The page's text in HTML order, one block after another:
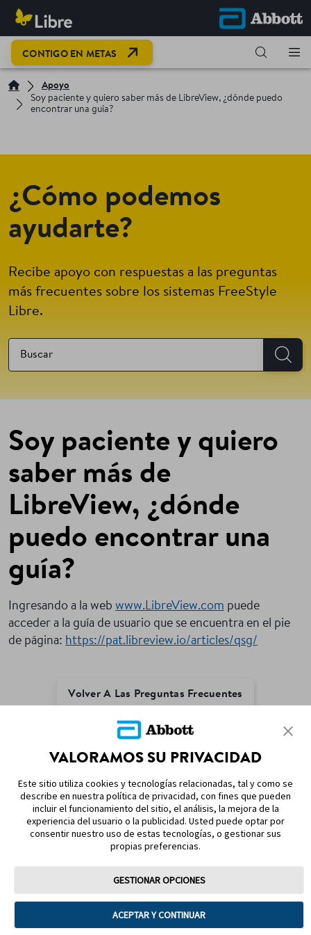
CONTIGO EN METAS
Apoyo
Soy paciente y quiero saber más de LibreView, ¿dónde puedo
encontrar una guía?
¿Cómo podemos
ayudarte?
Recibe apoyo con respuestas a las preguntas
más frecuentes sobre los sistemas FreeStyle
Libre.
Soy paciente y quiero
saber más de
LibreView, ¿dónde
puedo encontrar una
guía?
Ingresando a la web www.LibreView.com puede
acceder a la guía de usuario que se encuentra en el pie
de página: https://pat.libreview.io/articles/qsg/
Volver A Las Preguntas Frecuentes
REFERENCIAS & AVISO LEGAL
CONTÁCTANOS
VALORAMOS SU PRIVACIDAD
Este sitio utiliza cookies y tecnologías relacionadas, tal y como se
describe en nuestra política de privacidad, con fines que pueden
incluir el funcionamiento del sitio, el análisis, la mejora de la
experiencia del usuario o la publicidad. Usted puede optar por
consentir nuestro uso de estas tecnologías, o gestionar sus
propias preferencias.
GESTIONAR OPCIONES
ACEPTAR Y CONTINUAR